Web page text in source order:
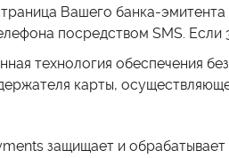
Вашего банка-
посредством SMS.
технология обеспечения
карты,
защищает и